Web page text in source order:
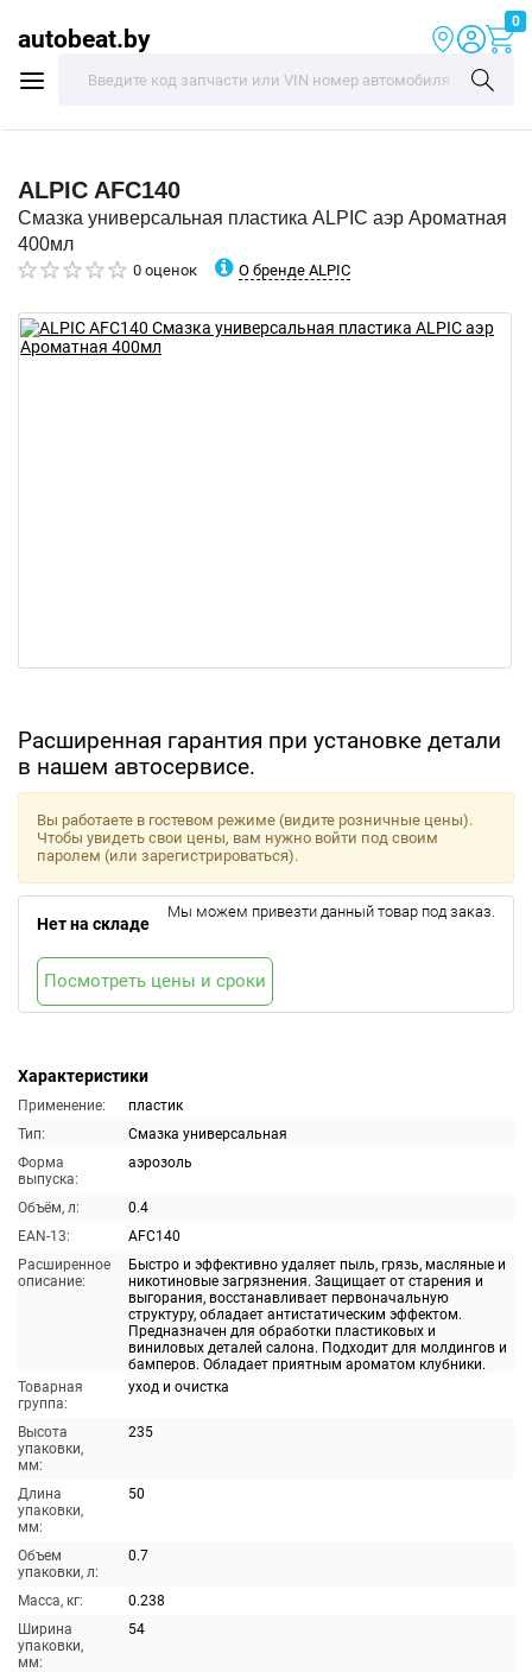
autobeat.by
0
ALPIC AFC140
Смазка универсальная пластика ALPIC аэр Ароматная
400мл
0 оценок О бренде ALPIC
Расширенная гарантия при установке детали
в нашем автосервисе.
Характеристики
Применение:
пластик
Тип:
Смазка универсальная
Форма
выпуска:
аэрозоль
Объём, л:
0.4
EAN-13:
AFC140
Расширенное
описание:
Быстро и эффективно удаляет пыль, грязь, масляные и
никотиновые загрязнения. Защищает от старения и
выгорания, восстанавливает первоначальную
структуру, обладает антистатическим эффектом.
Предназначен для обработки пластиковых и
виниловых деталей салона. Подходит для молдингов и
бамперов. Обладает приятным ароматом клубники.
Товарная
группа:
уход и очистка
Высота
упаковки,
мм:
235
Длина
упаковки,
мм:
50
Объем
упаковки, л:
0.7
Масса, кг:
0.238
Ширина
упаковки,
мм:
54
Вы работаете в гостевом режиме (видите розничные цены).
Чтобы увидеть свои цены, вам нужно войти под своим
паролем (или зарегистрироваться).
Нет на складе
Мы можем привезти данный товар под заказ.
Посмотреть цены и сроки